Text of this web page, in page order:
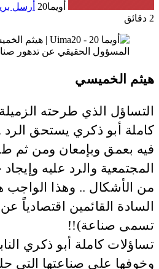
أويما20 أرسل
2 دقائق
هيثم الخميسي
التساؤل الذي طرحته
كاملة أبو ذكري يستحق الرد
فيه بعمق وبإمعان ومن ثم
المجتمعية والرد عليه
من الأشكال .. وهذا الواجب
السادة القائمين اقتصادياً
تسمى صناعة)!!
تساؤلات كاملة أبو ذكري
وخوفها على صناعتها التي